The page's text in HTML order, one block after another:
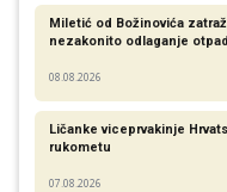
Miletić od Božinovića
nezakonito odlaganje
08.08.2026
Ličanke viceprvakinje
rukometu
07.08.2026